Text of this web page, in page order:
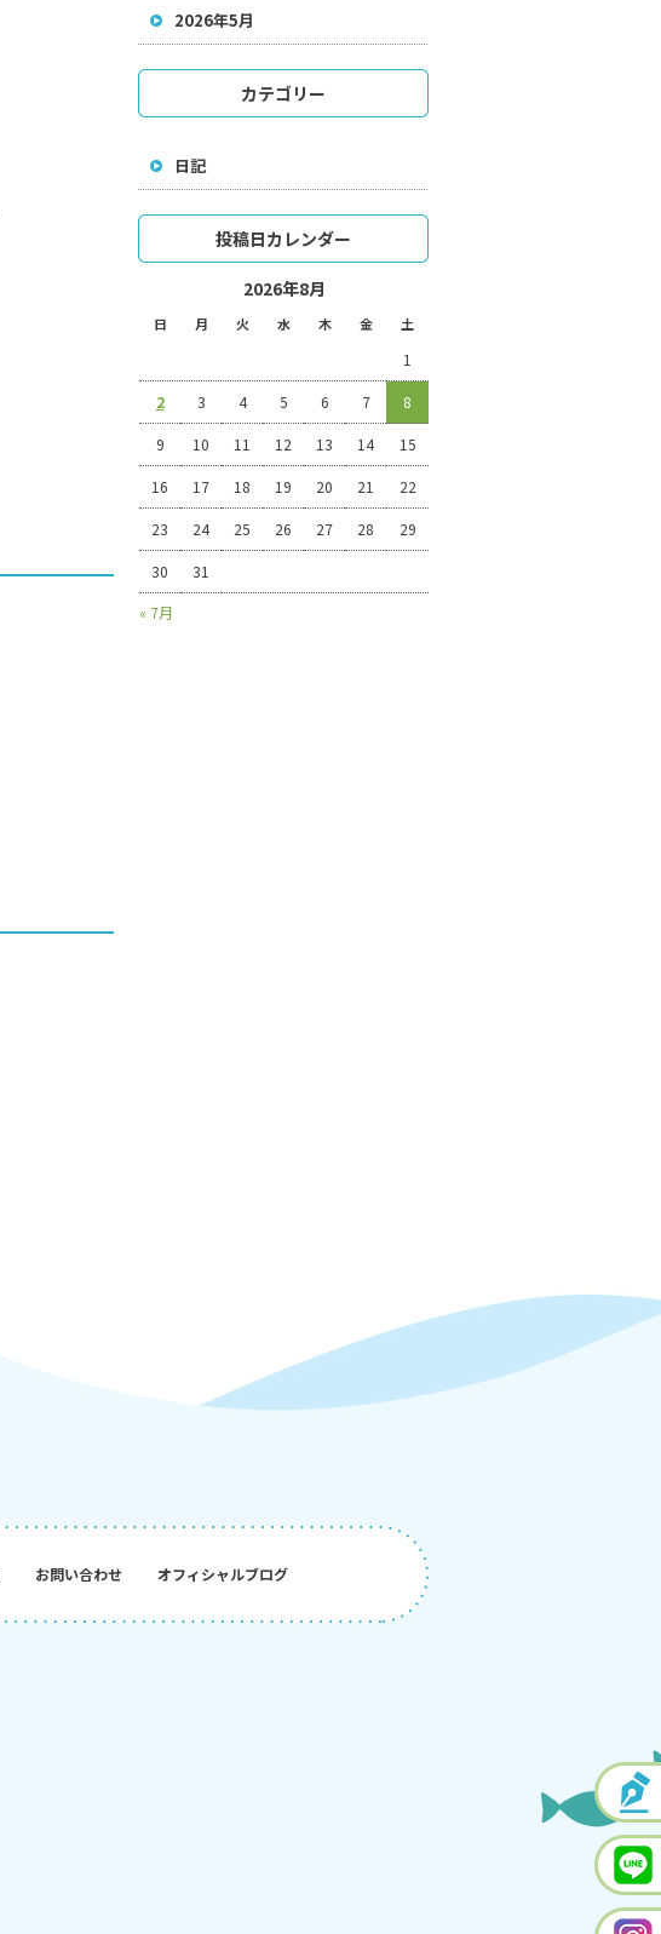
2026年5月
カテゴリー
日記
投稿日カレンダー
2026年8月
日 月 火 水 木 金 土
« 7月
1
2 3 4 5 6 7 8
9 10 11 12 13 14 15
16 17 18 19 20 21 22
23 24 25 26 27 28 29
30 31
お問い合わせ オフィシャルブログ